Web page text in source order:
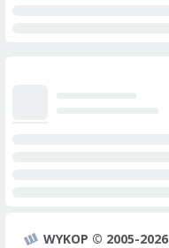
WYKOP © 2005-2026